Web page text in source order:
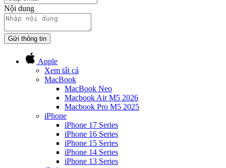
Nội dung
Gửi thông tin
Apple
Xem tất cả
MacBook
MacBook Neo
Macbook Air M5 2026
Macbook Pro M5 2025
iPhone
iPhone 17 Series
iPhone 16 Series
iPhone 15 Series
iPhone 14 Series
iPhone 13 Series